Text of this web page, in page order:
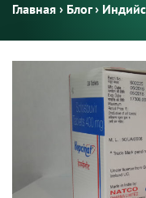
Главная › Блог›